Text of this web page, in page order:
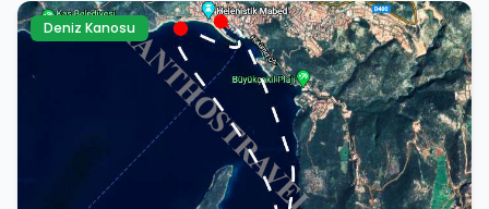
Deniz Kanosu